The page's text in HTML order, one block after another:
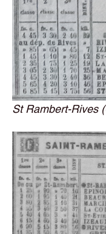
St Rambert-Rives